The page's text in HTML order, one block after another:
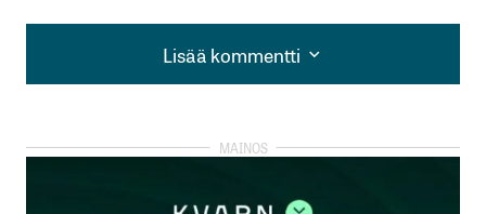
Lisää kommentti
Lisää kommentti
kirjautua
rekisteröityä